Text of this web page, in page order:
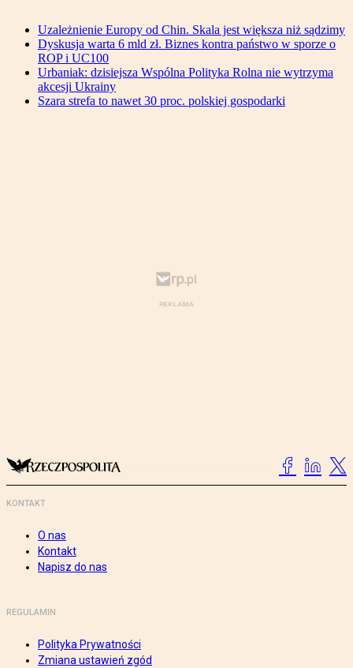
Uzależnienie Europy od Chin. Skala jest większa niż sądzimy
Dyskusja warta 6 mld zł. Biznes kontra państwo w sporze o
ROP i UC100
Urbaniak: dzisiejsza Wspólna Polityka Rolna nie wytrzyma
akcesji Ukrainy
Szara strefa to nawet 30 proc. polskiej gospodarki
KONTAKT
O nas
Kontakt
Napisz do nas
REGULAMIN
Polityka Prywatności
Zmiana ustawień zgód